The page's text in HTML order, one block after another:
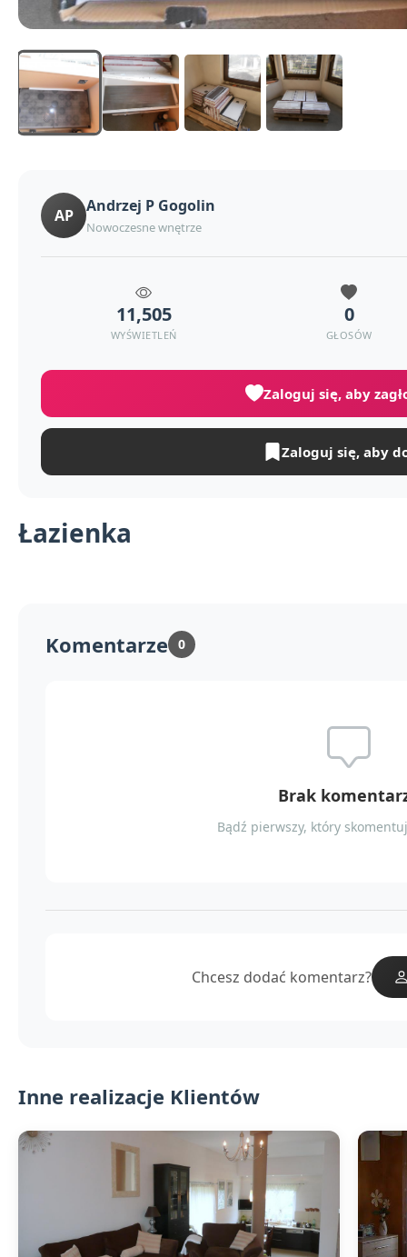
Łazienka
AP Andrzej P Gogolin
Nowoczesne wnętrze
11,505
WYŚWIETLEŃ
0
GŁOSÓW
Zaloguj się, aby
Zaloguj się, aby
Komentarze 0
Brak
Bądź pierwszy, który
Chcesz dodać komentarz?
Inne realizacje Klientów